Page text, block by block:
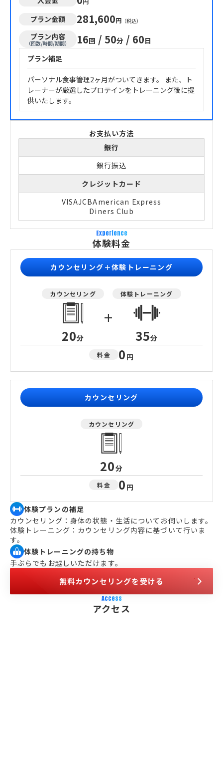
プラン金額 281,600円 （税込）
プラン内容
（回数/時間/期間） 16回 / 50分 / 60日
プラン補足
パーソナル食事管理2ヶ月がついてきます。 また、ト
レーナーが厳選したプロテインをトレーニング後に提
供いたします。
お支払い方法
銀行
銀行振込
クレジットカード
VISAJCBAmerican Express
Diners Club
Experience
体験料金
カウンセリング＋体験トレーニング
カウンセリング
20分
+
体験トレーニング
35分
料金 0 円
カウンセリング
カウンセリング
20分
料金 0 円
体験プランの補足
カウンセリング：身体の状態・生活についてお伺いします。
体験トレーニング：カウンセリング内容に基づいて行いま
す。
体験トレーニングの持ち物
手ぶらでもお越しいただけます。
無料カウンセリングを受ける
Access
アクセス